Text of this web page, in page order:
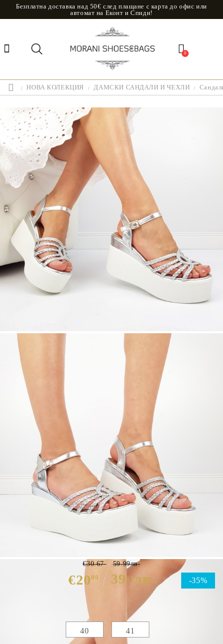
Безплатна доставка над 50€ след плащане с карта до офис или
автомат на Еконт и Спиди!
0
НОВА КОЛЕКЦИЯ ДАМСКИ САНДАЛИ И ЧЕХЛИ
Сандали в сребърен цвят на
платформа- Ramona Silver 7130
-35%
€2000 39 12лв.
€30.67 59.99лв.
40 41